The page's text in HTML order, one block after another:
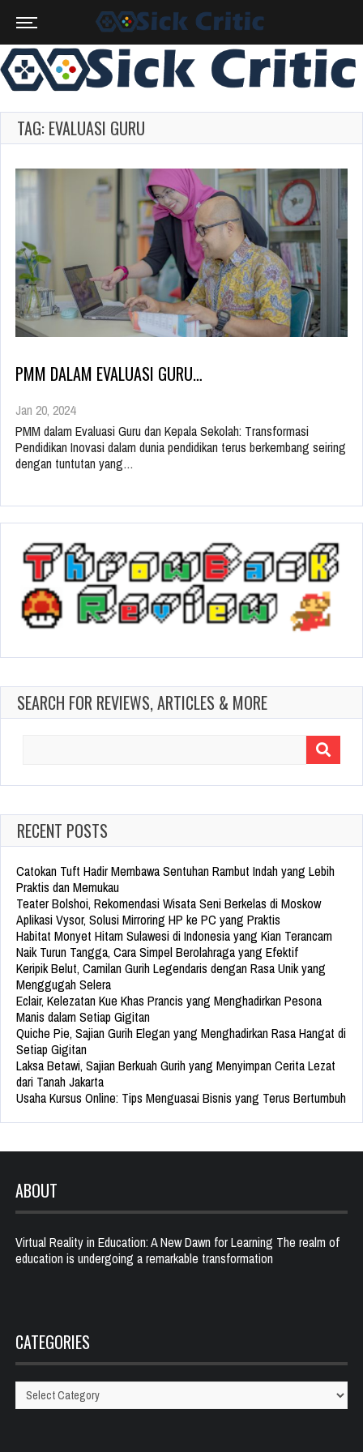
TAG: EVALUASI GURU
PMM DALAM EVALUASI GURU…
Jan 20, 2024
PMM dalam Evaluasi Guru dan Kepala Sekolah: Transformasi
Pendidikan Inovasi dalam dunia pendidikan terus berkembang seiring
dengan tuntutan yang…
SEARCH FOR REVIEWS, ARTICLES & MORE
RECENT POSTS
Catokan Tuft Hadir Membawa Sentuhan Rambut Indah yang Lebih
Praktis dan Memukau
Teater Bolshoi, Rekomendasi Wisata Seni Berkelas di Moskow
Aplikasi Vysor, Solusi Mirroring HP ke PC yang Praktis
Habitat Monyet Hitam Sulawesi di Indonesia yang Kian Terancam
Naik Turun Tangga, Cara Simpel Berolahraga yang Efektif
Keripik Belut, Camilan Gurih Legendaris dengan Rasa Unik yang
Menggugah Selera
Eclair, Kelezatan Kue Khas Prancis yang Menghadirkan Pesona
Manis dalam Setiap Gigitan
Quiche Pie, Sajian Gurih Elegan yang Menghadirkan Rasa Hangat di
Setiap Gigitan
Laksa Betawi, Sajian Berkuah Gurih yang Menyimpan Cerita Lezat
dari Tanah Jakarta
Usaha Kursus Online: Tips Menguasai Bisnis yang Terus Bertumbuh
ABOUT
Virtual Reality in Education: A New Dawn for Learning The realm of
education is undergoing a remarkable transformation
CATEGORIES
Categories